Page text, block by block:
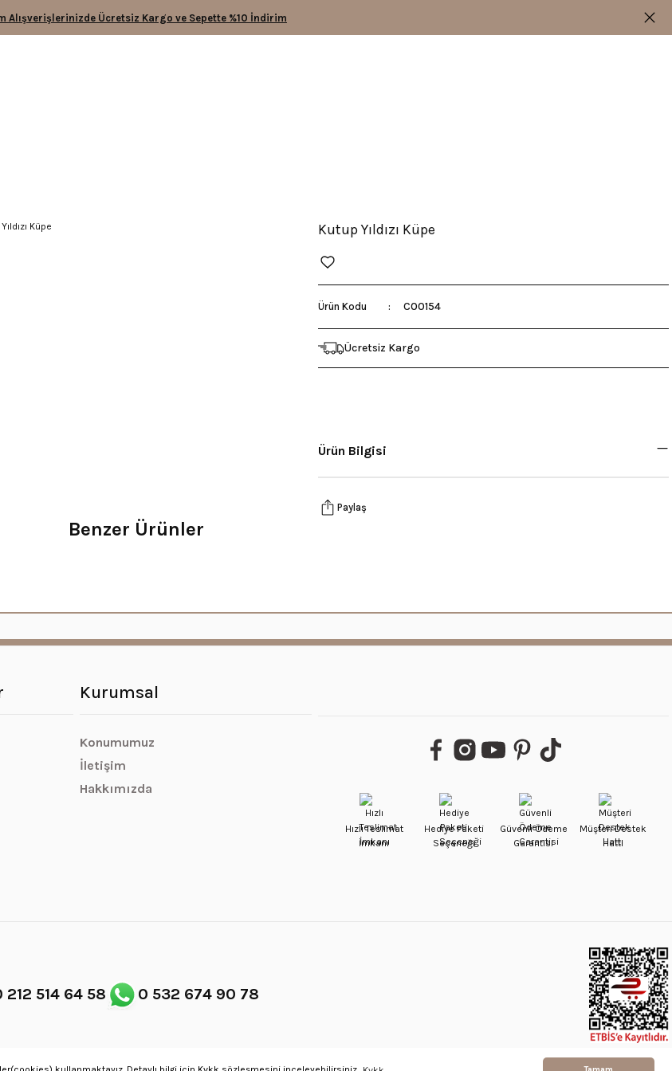
Alışverişlerinizde Ücretsiz Kargo ve Sepette %10 İndirim
Kutup Yıldızı Küpe
Ürün Kodu C00154
Ücretsiz Kargo
Ürün Bilgisi
Paylaş
Benzer Ürünler
Kurumsal
Konumumuz
İletişim
Hakkımızda
Hızlı Teslimat
İmkanı
Hediye Paketi
Seçeneği
Güvenli Ödeme
Garantisi
Müşteri Destek
Hattı
212 514 64 58 0 532 674 90 78